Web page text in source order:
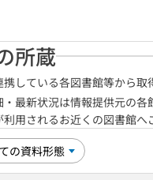
所蔵
している各図書館等から取
最新状況は情報提供元の
用されるお近くの図書館へ